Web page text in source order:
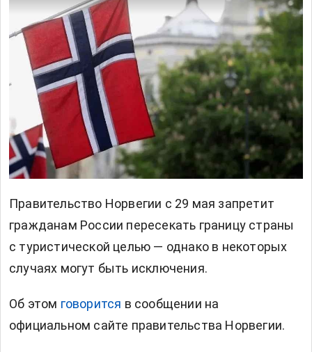
Правительство Норвегии с 29 мая запретит
гражданам России пересекать границу страны
с туристической целью — однако в некоторых
случаях могут быть исключения.
Об этом говорится в сообщении на
официальном сайте правительства Норвегии.